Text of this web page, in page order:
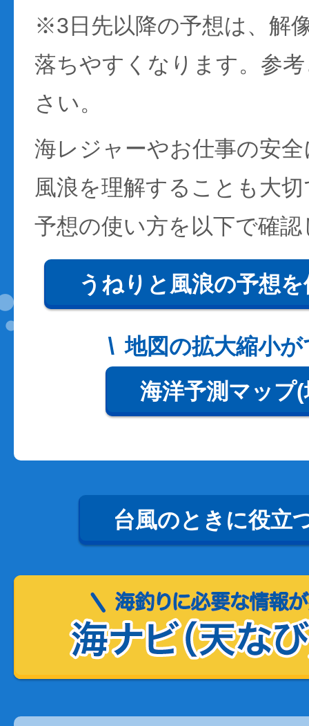
※3日先以降の予想は、解
落ちやすくなります。参
さい。
海レジャーやお仕事の安
風浪を理解することも大
予想の使い方を以下で確
うねりと風浪の予想
地図の拡大縮小
海洋予測マップ
台風のときに役立